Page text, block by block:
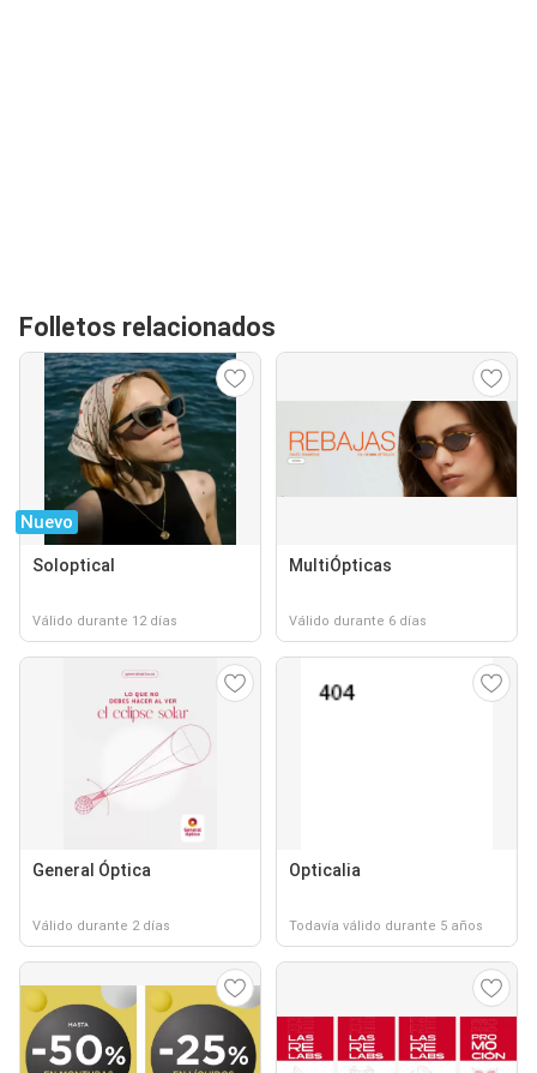
Folletos relacionados
Nuevo
Soloptical
Válido durante 12 días
MultiÓpticas
Válido durante 6 días
General Óptica
Válido durante 2 días
Opticalia
Todavía válido durante 5 años